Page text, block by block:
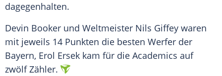
dagegenhalten.
Devin Booker und Weltmeister Nils Giffey waren
mit jeweils 14 Punkten die besten Werfer der
Bayern, Erol Ersek kam für die Academics auf
zwölf Zähler.